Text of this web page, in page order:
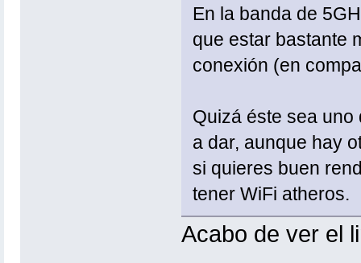
En la banda de
que estar bastante
conexión (en
Quizá éste sea
a dar, aunque hay
si quieres buen
tener WiFi atheros.
Acabo de ver el